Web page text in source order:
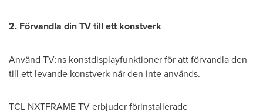
2. Förvandla din TV till ett konstverk
Använd TV:ns konstdisplayfunktioner för att förvandla den
till ett levande konstverk när den inte används.
TCL NXTFRAME TV erbjuder förinstallerade